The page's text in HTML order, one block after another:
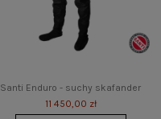
Santi Enduro - suchy skafander
11 450,00 zł